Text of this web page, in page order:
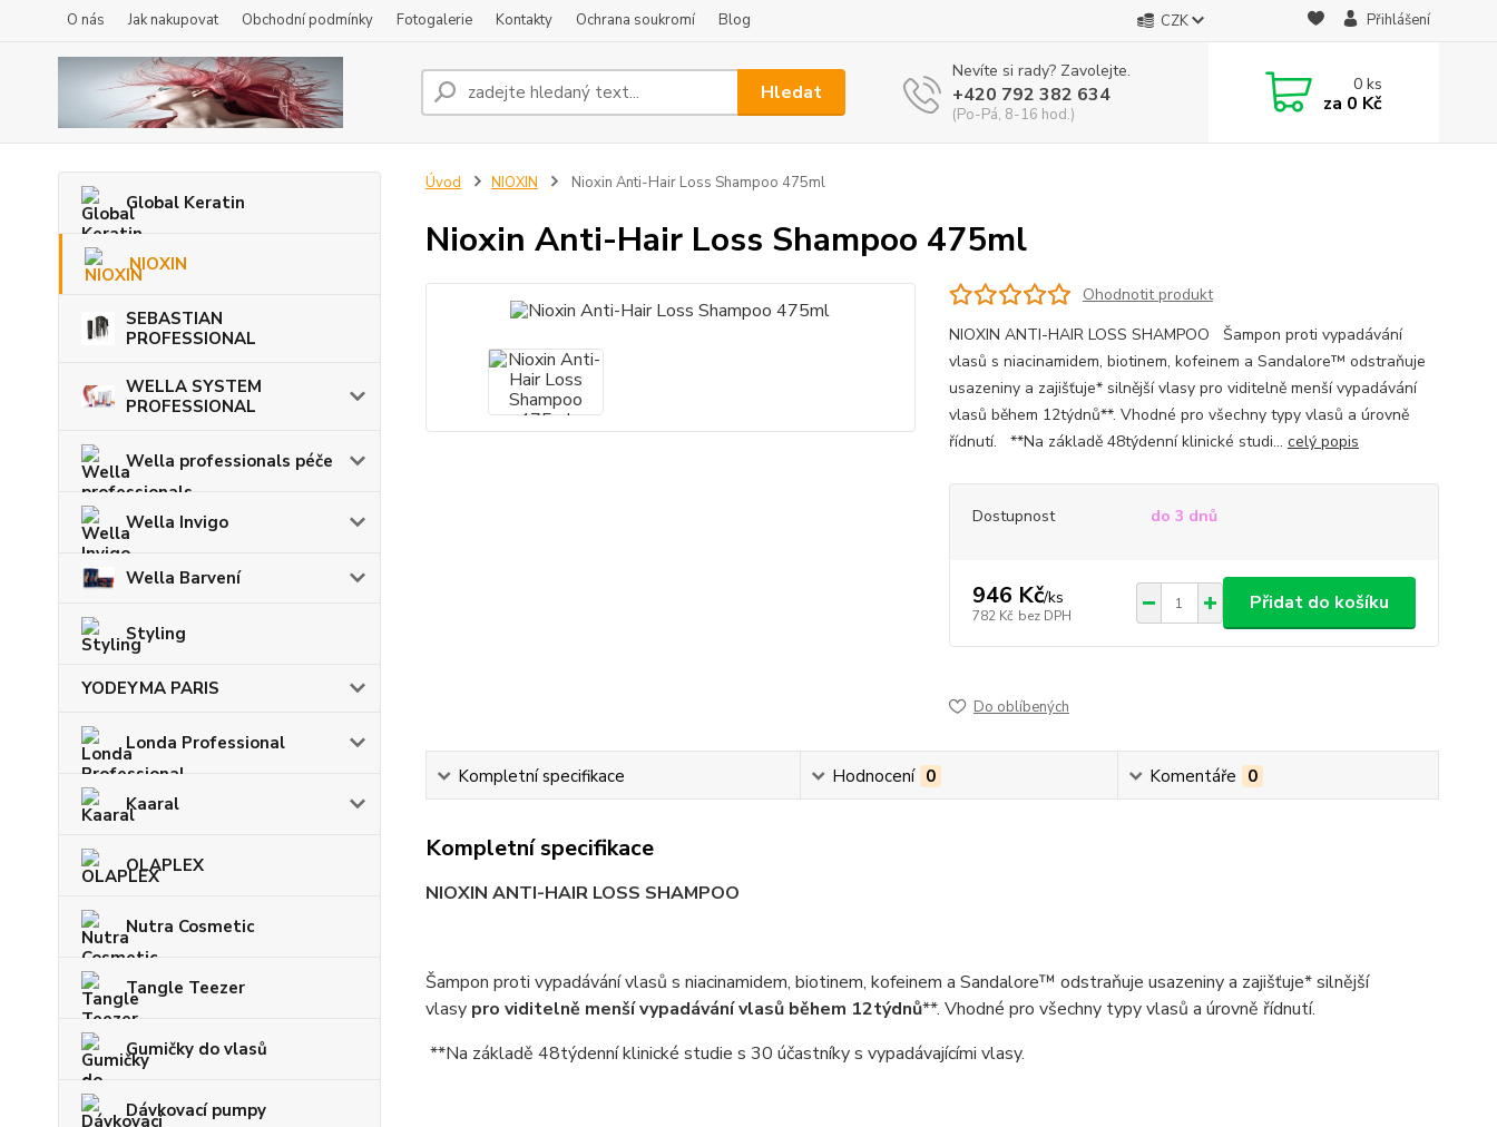
O nás Jak nakupovat Obchodní podmínky Fotogalerie Kontakty Ochrana soukromí Blog CZK Přihlášení
Hledat
Nevíte si rady? Zavolejte.
+420 792 382 634
(Po-Pá, 8-16 hod.)
0ks
za 0 Kč
Global Keratin
NIOXIN
SEBASTIAN
PROFESSIONAL
WELLA SYSTEM
PROFESSIONAL
Wella professionals péče
Wella Invigo
Wella Barvení
Styling
YODEYMA PARIS
Londa Professional
Kaaral
OLAPLEX
Nutra Cosmetic
Tangle Teezer
Gumičky do vlasů
Dávkovací pumpy
Úvod NIOXIN Nioxin Anti-Hair Loss Shampoo 475ml
Nioxin Anti-Hair Loss Shampoo 475ml
Ohodnotit produkt
NIOXIN ANTI-HAIR LOSS SHAMPOO Šampon proti vypadávání
vlasů s niacinamidem, biotinem, kofeinem a Sandalore™ odstraňuje
usazeniny a zajišťuje* silnější vlasy pro viditelně menší vypadávání
vlasů během 12týdnů**. Vhodné pro všechny typy vlasů a úrovně
řídnutí. **Na základě 48týdenní klinické studi... celý popis
Dostupnost do 3 dnů
946 Kč/ks
782 Kč bez DPH
Přidat do košíku
Do oblíbených
Kompletní specifikace Hodnocení 0 Komentáře 0
Kompletní specifikace
NIOXIN ANTI-HAIR LOSS SHAMPOO
Šampon proti vypadávání vlasů s niacinamidem, biotinem, kofeinem a Sandalore™ odstraňuje usazeniny a zajišťuje* silnější
vlasy pro viditelně menší vypadávání vlasů během 12týdnů**. Vhodné pro všechny typy vlasů a úrovně řídnutí.
**Na základě 48týdenní klinické studie s 30 účastníky s vypadávajícími vlasy.